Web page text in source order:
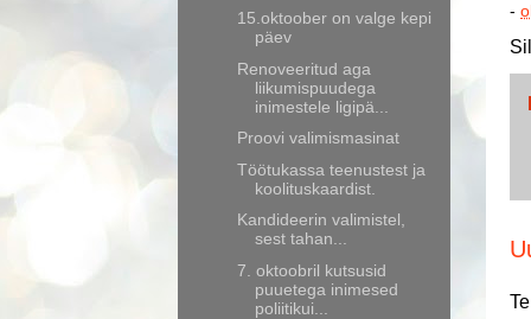
-
15.oktoober on valge kepi
päev
Renoveeritud aga
liikumispuudega
inimestele ligipä...
Proovi valimismasinat
Töötukassa teenustest ja
koolituskaardist.
Kandideerin valimistel,
sest tahan...
7. oktoobril kutsusid
puuetega inimesed
poliitikui...